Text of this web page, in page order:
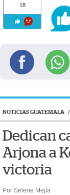
18
NOTICIAS GUATEMALA /
Dedican
Arjona a
victoria
Por Selene Mejía